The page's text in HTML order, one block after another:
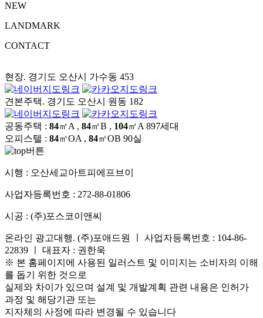
NEW
LANDMARK
CONTACT
현장. 경기도 오산시 가수동 453
견본주택. 경기도 오산시 원동 182
공동주택 : 84㎡A , 84㎡B , 104㎡A897세대
오피스텔 : 84㎡OA , 84㎡OB 90실
시행 : 오산세교아트피에프브이
사업자등록번호 : 272-88-01806
시공 : (주)포스코이앤씨
온라인 광고대행. (주)포애드원 ㅣ 사업자등록번호 : 104-86-
22839 ㅣ 대표자 : 권한욱
※ 본 홈페이지에 사용된 일러스트 및 이미지는 소비자의 이해
를 돕기 위한 것으로
실제와 차이가 있으며 설계 및 개발계획 관련 내용은 인허가
과정 및 해당기관 또는
지자체의 사정에 따라 변경될 수 있습니다